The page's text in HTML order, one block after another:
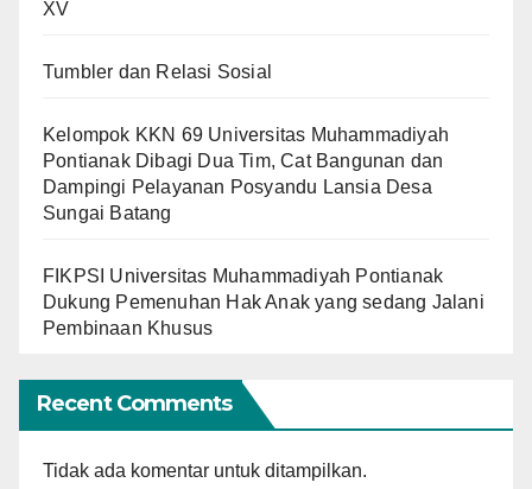
XV
Tumbler dan Relasi Sosial
Kelompok KKN 69 Universitas Muhammadiyah
Pontianak Dibagi Dua Tim, Cat Bangunan dan
Dampingi Pelayanan Posyandu Lansia Desa
Sungai Batang
FIKPSI Universitas Muhammadiyah Pontianak
Dukung Pemenuhan Hak Anak yang sedang Jalani
Pembinaan Khusus
Recent Comments
Tidak ada komentar untuk ditampilkan.